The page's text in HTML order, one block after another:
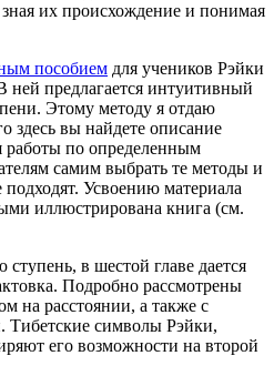
их происхождение и понимая
пособием для учеников Рэйки
ней предлагается интуитивный
Этому методу я отдаю
здесь вы найдете описание
по определенным
самим выбрать те методы и
Усвоению материала
иллюстрирована книга (см.
в шестой главе дается
Подробно рассмотрены
на расстоянии, а также с
Тибетские символы Рэйки,
его возможности на второй